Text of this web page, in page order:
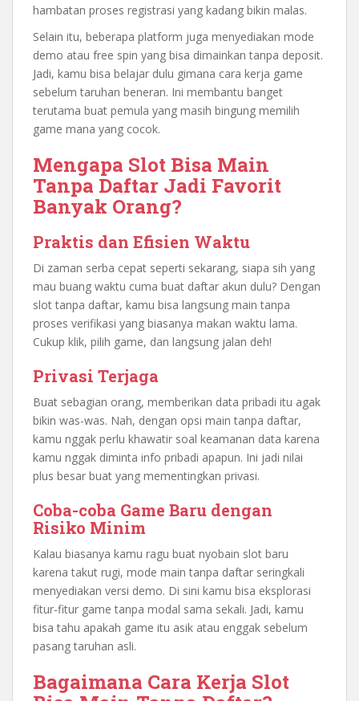
hambatan proses registrasi yang kadang bikin malas.
Selain itu, beberapa platform juga menyediakan mode
demo atau free spin yang bisa dimainkan tanpa deposit.
Jadi, kamu bisa belajar dulu gimana cara kerja game
sebelum taruhan beneran. Ini membantu banget
terutama buat pemula yang masih bingung memilih
game mana yang cocok.
Mengapa Slot Bisa Main
Tanpa Daftar Jadi Favorit
Banyak Orang?
Praktis dan Efisien Waktu
Di zaman serba cepat seperti sekarang, siapa sih yang
mau buang waktu cuma buat daftar akun dulu? Dengan
slot tanpa daftar, kamu bisa langsung main tanpa
proses verifikasi yang biasanya makan waktu lama.
Cukup klik, pilih game, dan langsung jalan deh!
Privasi Terjaga
Buat sebagian orang, memberikan data pribadi itu agak
bikin was-was. Nah, dengan opsi main tanpa daftar,
kamu nggak perlu khawatir soal keamanan data karena
kamu nggak diminta info pribadi apapun. Ini jadi nilai
plus besar buat yang mementingkan privasi.
Coba-coba Game Baru dengan
Risiko Minim
Kalau biasanya kamu ragu buat nyobain slot baru
karena takut rugi, mode main tanpa daftar seringkali
menyediakan versi demo. Di sini kamu bisa eksplorasi
fitur-fitur game tanpa modal sama sekali. Jadi, kamu
bisa tahu apakah game itu asik atau enggak sebelum
pasang taruhan asli.
Bagaimana Cara Kerja Slot